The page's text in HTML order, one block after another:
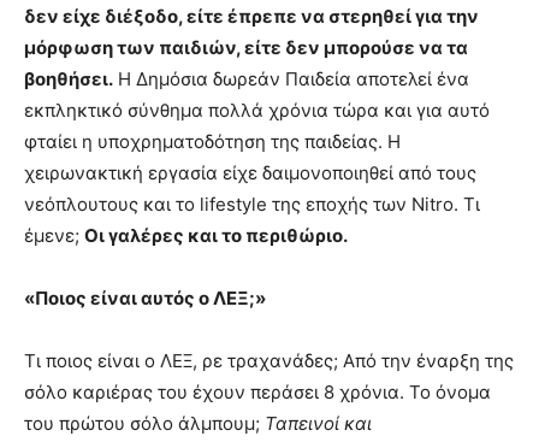
δεν είχε διέξοδο, είτε έπρεπε να στερηθεί για την
μόρφωση των παιδιών, είτε δεν μπορούσε να τα
βοηθήσει. Η Δημόσια δωρεάν Παιδεία αποτελεί ένα
εκπληκτικό σύνθημα πολλά χρόνια τώρα και για αυτό
φταίει η υποχρηματοδότηση της παιδείας. Η
χειρωνακτική εργασία είχε δαιμονοποιηθεί από τους
νεόπλουτους και το lifestyle της εποχής των Nitro. Τι
έμενε; Οι γαλέρες και το περιθώριο.
«Ποιος είναι αυτός ο ΛΕΞ;»
Τι ποιος είναι ο ΛΕΞ, ρε τραχανάδες; Από την έναρξη της
σόλο καριέρας του έχουν περάσει 8 χρόνια. Το όνομα
του πρώτου σόλο άλμπουμ; Ταπεινοί και